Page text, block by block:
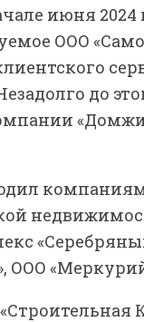
июня
ООО
до
ООО